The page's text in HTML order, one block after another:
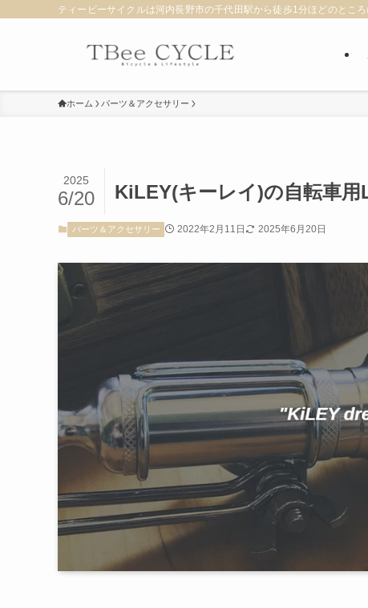
ティービーサイクルは河内長野市の千代田駅から徒歩1分ほどのところ
ホーム パーツ＆アクセサリー
KiLEY(キーレイ)の自転車
2025
6/20
パーツ＆アクセサリー 2022年2月11日 2025年6月20日